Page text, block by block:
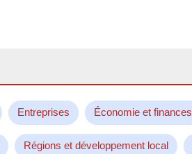
Entreprises Économie et finances
Régions et développement local